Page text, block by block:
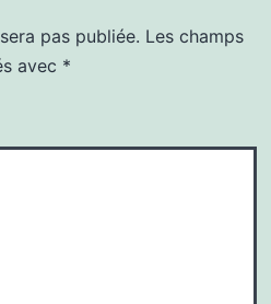
pas publiée. Les champs
avec *